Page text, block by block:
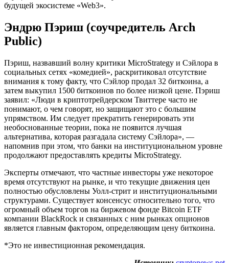
будущей экосистеме «Web3».
Эндрю Пэриш (соучредитель Arch
Public)
Пэриш, назвавший волну критики MicroStrategy и Сэйлора в
социальных сетях «комедией», раскритиковал отсутствие
внимания к тому факту, что Сэйлор продал 32 биткоина, а
затем выкупил 1500 биткоинов по более низкой цене. Пэриш
заявил: «Люди в криптотрейдерском Твиттере часто не
понимают, о чем говорят, но защищают это с большим
упрямством. Им следует прекратить генерировать эти
необоснованные теории, пока не появится лучшая
альтернатива, которая разгадала систему Сэйлора», —
напомнив при этом, что банки на институциональном уровне
продолжают предоставлять кредиты MicroStrategy.
Эксперты отмечают, что частные инвесторы уже некоторое
время отсутствуют на рынке, и что текущие движения цен
полностью обусловлены Уолл-стрит и институциональными
структурами. Существует консенсус относительно того, что
огромный объем торгов на биржевом фонде Bitcoin ETF
компании BlackRock и связанных с ним рынках опционов
является главным фактором, определяющим цену биткоина.
*Это не инвестиционная рекомендация.